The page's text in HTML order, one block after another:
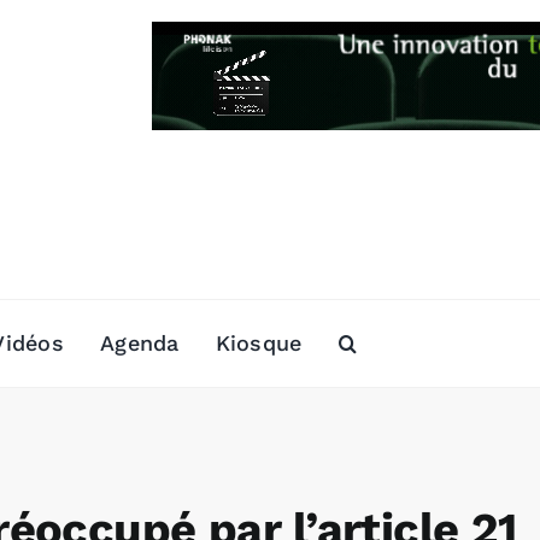
Agenda Kiosque